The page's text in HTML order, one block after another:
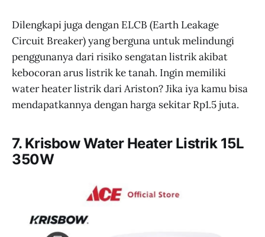
Dilengkapi juga dengan ELCB (Earth Leakage
Circuit Breaker) yang berguna untuk melindungi
penggunanya dari risiko sengatan listrik akibat
kebocoran arus listrik ke tanah. Ingin memiliki
water heater listrik dari Ariston? Jika iya kamu bisa
mendapatkannya dengan harga sekitar Rp1.5 juta.
7. Krisbow Water Heater Listrik 15L
350W